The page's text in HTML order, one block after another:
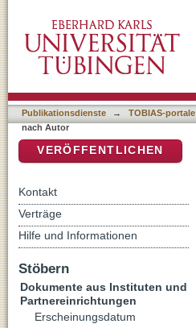
Publikationsdienste → TOBIAS-portale
nach Autor
VERÖFFENTLICHEN
Kontakt
Verträge
Hilfe und Informationen
Stöbern
Dokumente aus Instituten und
Partnereinrichtungen
Erscheinungsdatum